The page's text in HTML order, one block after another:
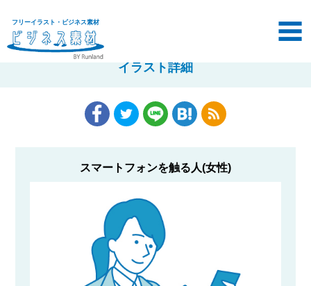
フリーイラスト・ビジネス素材
イラスト詳細
スマートフォンを触る人(女性)